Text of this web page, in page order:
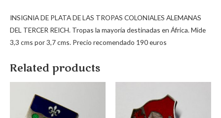
INSIGNIA DE PLATA DE LAS TROPAS COLONIALES ALEMANAS
DEL TERCER REICH. Tropas la mayoría destinadas en África. Mide
3,3 cms por 3,7 cms. Precio recomendado 190 euros
Related products